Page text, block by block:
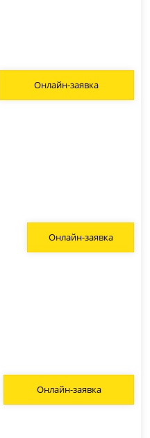
Онлайн-заявка
Онлайн-заявка
Онлайн-заявка